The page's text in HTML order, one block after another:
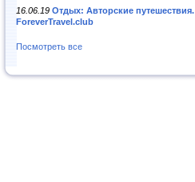
16.06.19 Отдых: Авторские путешествия.
ForeverTravel.club
Посмотреть все